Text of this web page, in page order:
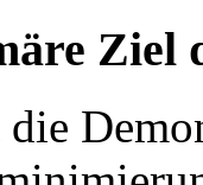
Ziel